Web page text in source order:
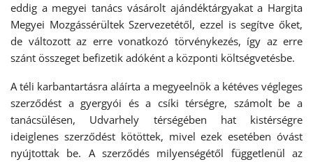
eddig a megyei tanács vásárolt ajándéktárgyakat a Hargita
Megyei Mozgássérültek Szervezetétől, ezzel is segítve őket,
de változott az erre vonatkozó törvénykezés, így az erre
szánt összeget befizetik adóként a központi költségvetésbe.
A téli karbantartásra aláírta a megyeelnök a kétéves végleges
szerződést a gyergyói és a csíki térségre, számolt be a
tanácsülésen, Udvarhely térségében hat kistérségre
ideiglenes szerződést kötöttek, mivel ezek esetében óvást
nyújtottak be. A szerződés milyenségétől függetlenül az